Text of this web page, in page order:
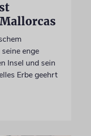
enge
Insel und sein
Erbe geehrt